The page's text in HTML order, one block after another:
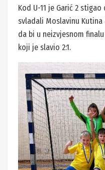
Kod U-11 je Garić 2
svladali Moslavinu Kutina
da bi u neizvjesnom
koji je slavio 2:1.